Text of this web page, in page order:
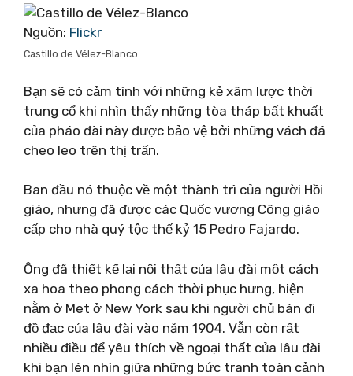
Nguồn: Flickr
Castillo de Vélez-Blanco
Bạn sẽ có cảm tình với những kẻ xâm lược thời
trung cổ khi nhìn thấy những tòa tháp bất khuất
của pháo đài này được bảo vệ bởi những vách đá
cheo leo trên thị trấn.
Ban đầu nó thuộc về một thành trì của người Hồi
giáo, nhưng đã được các Quốc vương Công giáo
cấp cho nhà quý tộc thế kỷ 15 Pedro Fajardo.
Ông đã thiết kế lại nội thất của lâu đài một cách
xa hoa theo phong cách thời phục hưng, hiện
nằm ở Met ở New York sau khi người chủ bán đi
đồ đạc của lâu đài vào năm 1904. Vẫn còn rất
nhiều điều để yêu thích về ngoại thất của lâu đài
khi bạn lén nhìn giữa những bức tranh toàn cảnh